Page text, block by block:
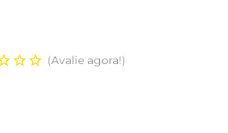
Avalie agora!